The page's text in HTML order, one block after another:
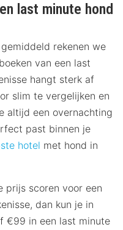
last minute hond
rekenen we
van een last
hangt sterk af
slim te vergelijken en
altijd een overnachting
past binnen je
hotel met hond in
prijs scoren voor een
dan kun je in
€99 in een last minute